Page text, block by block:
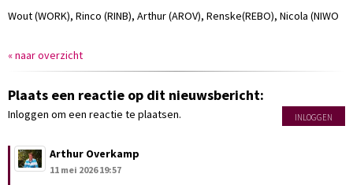
Wout (WORK), Rinco (RINB), Arthur (AROV), Renske(REBO), Nicola (NIWO
« naar overzicht
Plaats een reactie op dit nieuwsbericht:
Inloggen om een reactie te plaatsen. INLOGGEN
Arthur Overkamp
11 mei 2026 19:57